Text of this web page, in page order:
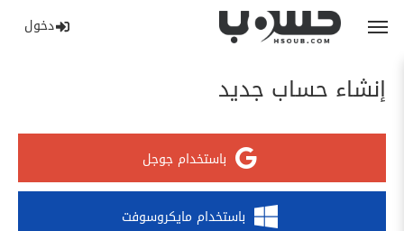
دخول
إنشاء حساب جديد
باستخدام جوجل
باستخدام مايكروسوفت